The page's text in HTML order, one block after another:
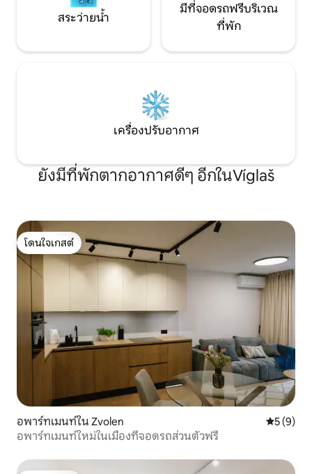
สระว่ายน้ำ
มีที่จอดรถฟรีบริเวณ
ที่พัก
เครื่องปรับอากาศ
ยังมีที่พักตากอากาศดีๆ อีกในVíglaš
โดนใจเกสต์
โดนใจเกสต์
อพาร์ทเมนท์ใน Zvolen คะแนนเฉ
5 (9)
อพาร์ทเมนท์ใหม่ในเมืองที่จอดรถส่วนตัวฟรี